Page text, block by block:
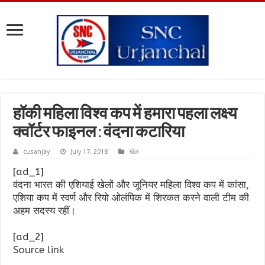
हॉकी महिला विश्व कप में हमारा पहला लक्ष्य
क्वॉर्टर फाइनल : वंदना कटारिया
cusanjay July 17, 2018 खेल
[ad_1]
वंदना भारत की एशियाई खेलों और जूनियर महिला विश्व कप में कांसा,
एशिया कप में स्वर्ण और रियो ओलंपिक में शिरकत करने वाली टीम की
अहम सदस्य रहीं।
[ad_2]
Source link